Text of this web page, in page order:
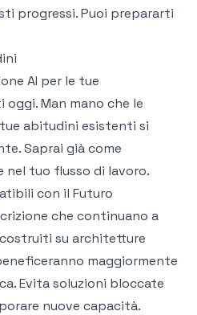
progressi. Puoi prepararti
AI per le tue
Man mano che le
abitudini esistenti si
Saprai già come
nel tuo flusso di lavoro.
con il Futuro
che continuano a
su architetture
maggiormente
Evita soluzioni bloccate
nuove capacità.